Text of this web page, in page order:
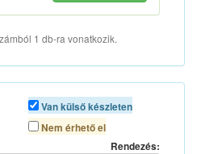
1 db-ra vonatkozik.
Van külső készleten
Nem érhető el
Rendezés: